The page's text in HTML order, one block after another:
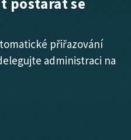
postarat se
přiřazování
administraci na